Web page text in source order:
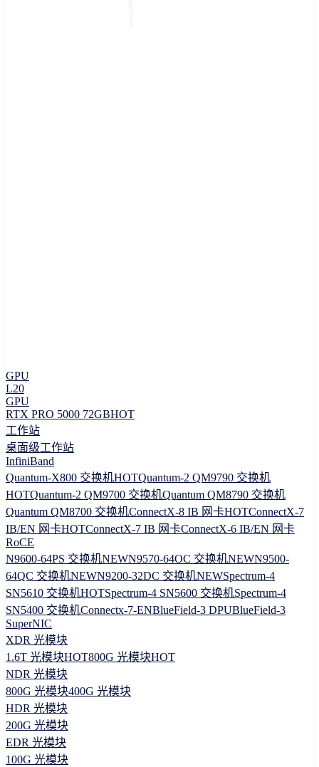
GPU
L20
GPU
RTX PRO 5000 72GBHOT
工作站
桌面级工作站
InfiniBand
Quantum-X800 交换机HOTQuantum-2 QM9790 交换机
HOTQuantum-2 QM9700 交换机Quantum QM8790 交换机
Quantum QM8700 交换机ConnectX-8 IB 网卡HOTConnectX-7
IB/EN 网卡HOTConnectX-7 IB 网卡ConnectX-6 IB/EN 网卡
RoCE
N9600-64PS 交换机NEWN9570-64OC 交换机NEWN9500-
64QC 交换机NEWN9200-32DC 交换机NEWSpectrum-4
SN5610 交换机HOTSpectrum-4 SN5600 交换机Spectrum-4
SN5400 交换机Connectx-7-ENBlueField-3 DPUBlueField-3
SuperNIC
XDR 光模块
1.6T 光模块HOT800G 光模块HOT
NDR 光模块
800G 光模块400G 光模块
HDR 光模块
200G 光模块
EDR 光模块
100G 光模块